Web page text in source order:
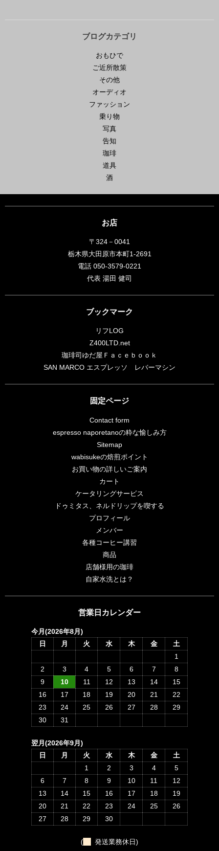
ブログカテゴリ
おもひで
ご近所散策
その他
オーディオ
ファッション
乗り物
写真
告知
珈琲
道具
酒
お店
〒324－0041
栃木県大田原市本町1-2691
電話 050-3579-0221
代表 湯田 健司
ブックマーク
リフLOG
Z400LTD.net
珈琲司ゆだ屋Ｆａｃｅｂｏｏｋ
SAN MARCO エスプレッソ レバーマシン
固定ページ
Contact form
espresso naporetanoの粋な愉しみ方
Sitemap
wabisukeの焙煎ポイント
お買い物の詳しいご案内
カート
ケータリングサービス
ドゥミタス、ネルドリップを喫する
プロフィール
メンバー
各種コーヒー講習
商品
店舗様用の珈琲
自家水洗とは？
営業日カレンダー
今月(2026年8月)
日
月 火 水 木 金
土
1
2
3 4 5 6 7
8
9
10 11 12 13 14
15
16
17 18 19 20 21
22
23
24 25 26 27 28
29
30
31
翌月(2026年9月)
日
月 火 水 木 金
土
1
2 3 4
5
6
7 8 9 10 11
12
13
14 15 16 17 18
19
20
21 22 23 24 25
26
27
28 29 30
( 発送業務休日)